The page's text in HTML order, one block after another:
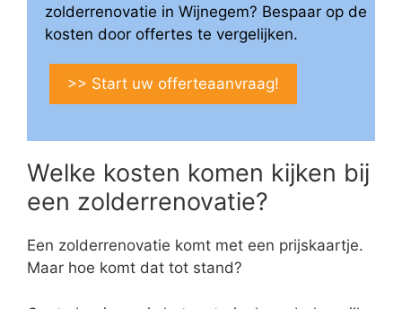
zolderrenovatie in Wijnegem? Bespaar op de
kosten door offertes te vergelijken.
>> Start uw offerteaanvraag!
Welke kosten komen kijken bij
een zolderrenovatie?
Een zolderrenovatie komt met een prijskaartje.
Maar hoe komt dat tot stand?